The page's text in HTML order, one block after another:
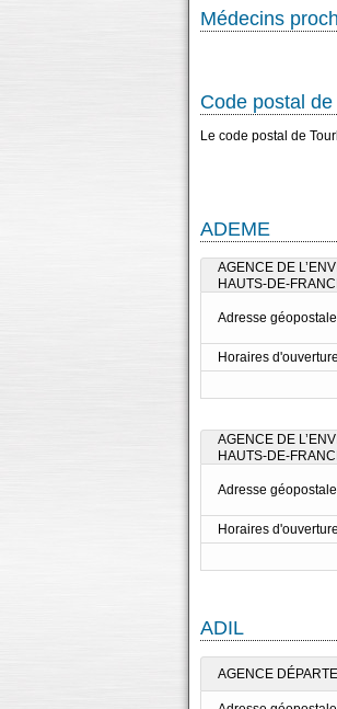
Médecins
Code postal de
Le code postal de
ADEME
AGENCE DE
HAUTS-DE-
Adresse géopostale
Horaires d'ouverture
AGENCE DE
HAUTS-DE-
Adresse géopostale
Horaires d'ouverture
ADIL
AGENCE